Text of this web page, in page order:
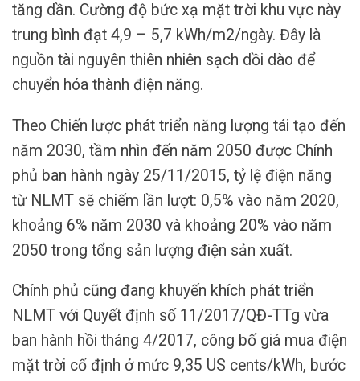
tăng dần. Cường độ bức xạ mặt trời khu vực này
trung bình đạt 4,9 – 5,7 kWh/m2/ngày. Đây là
nguồn tài nguyên thiên nhiên sạch dồi dào để
chuyển hóa thành điện năng.
Theo Chiến lược phát triển năng lượng tái tạo đến
năm 2030, tầm nhìn đến năm 2050 được Chính
phủ ban hành ngày 25/11/2015, tỷ lệ điện năng
từ NLMT sẽ chiếm lần lượt: 0,5% vào năm 2020,
khoảng 6% năm 2030 và khoảng 20% vào năm
2050 trong tổng sản lượng điện sản xuất.
Chính phủ cũng đang khuyến khích phát triển
NLMT với Quyết định số 11/2017/QĐ-TTg vừa
ban hành hồi tháng 4/2017, công bố giá mua điện
mặt trời cố định ở mức 9,35 US cents/kWh, bước